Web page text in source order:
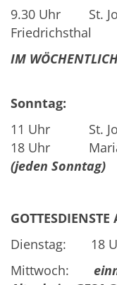
9.30 Uhr St.
Friedrichsthal
IM
Sonntag:
11 Uhr St.
18 Uhr Maria
(jeden Sonntag)
Dienstag: 18
Mittwoch: